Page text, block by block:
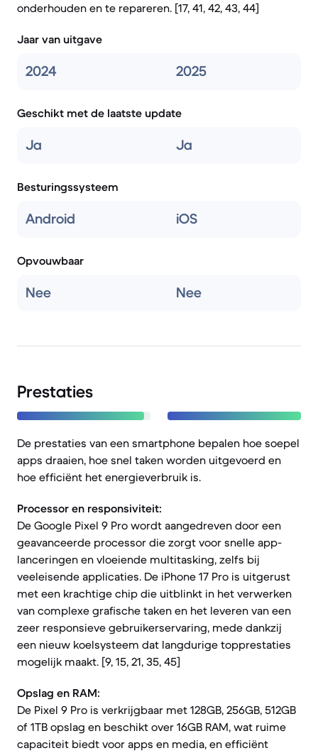
onderhouden en te repareren. [17, 41, 42, 43, 44]
Jaar van uitgave
2024 2025
Geschikt met de laatste update
Ja Ja
Besturingssysteem
Android iOS
Opvouwbaar
Nee Nee
Prestaties
De prestaties van een smartphone bepalen hoe soepel
apps draaien, hoe snel taken worden uitgevoerd en
hoe efficiënt het energieverbruik is.
Processor en responsiviteit:
De Google Pixel 9 Pro wordt aangedreven door een
geavanceerde processor die zorgt voor snelle app-
lanceringen en vloeiende multitasking, zelfs bij
veeleisende applicaties. De iPhone 17 Pro is uitgerust
met een krachtige chip die uitblinkt in het verwerken
van complexe grafische taken en het leveren van een
zeer responsieve gebruikerservaring, mede dankzij
een nieuw koelsysteem dat langdurige topprestaties
mogelijk maakt. [9, 15, 21, 35, 45]
Opslag en RAM:
De Pixel 9 Pro is verkrijgbaar met 128GB, 256GB, 512GB
of 1TB opslag en beschikt over 16GB RAM, wat ruime
capaciteit biedt voor apps en media, en efficiënt